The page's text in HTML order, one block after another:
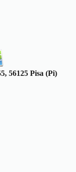
56125 Pisa (Pi)